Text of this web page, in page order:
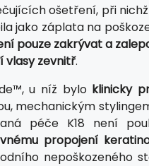
ošetření, při
jako záplata na
pouze zakrývat a
vlasy zevnitř.
u níž bylo klinicky
mechanickým
péče K18 není
propojení
nepoškozeného